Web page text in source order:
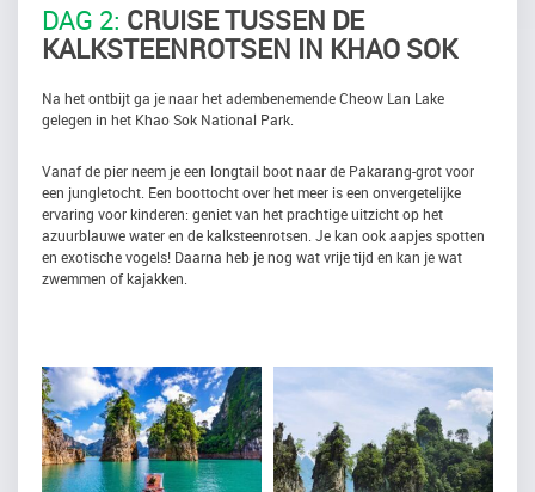
DAG 2: CRUISE TUSSEN DE
KALKSTEENROTSEN IN KHAO SOK
Na het ontbijt ga je naar het adembenemende Cheow Lan Lake
gelegen in het Khao Sok National Park.
Vanaf de pier neem je een longtail boot naar de Pakarang-grot voor
een jungletocht. Een boottocht over het meer is een onvergetelijke
ervaring voor kinderen: geniet van het prachtige uitzicht op het
azuurblauwe water en de kalksteenrotsen. Je kan ook aapjes spotten
en exotische vogels! Daarna heb je nog wat vrije tijd en kan je wat
zwemmen of kajakken.